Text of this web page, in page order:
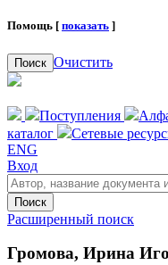
Помощь [ показать ]
Поиск Очистить
Поступления
каталог
Сетевые
ENG
Вход
Поиск
Расширенный поиск
Громова, Ирина